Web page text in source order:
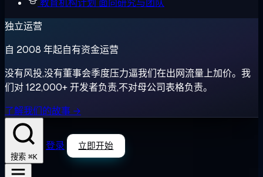
教育机构计划 面向研究与团队
独立运营
自 2008 年起自有资金运营
没有风投,没有董事会季度压力逼我们在出网流量上加价。我
们对 122,000+ 开发者负责,不对母公司表格负责。
了解我们的故事 →
搜索 ⌘K
登录 立即开始